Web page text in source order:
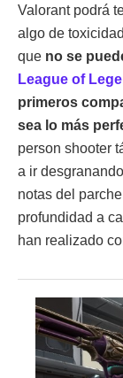
Valorant podrá
algo de
que no se
League of
primeros
sea lo más
person shooter
a ir
notas del
profundidad a
han realizado